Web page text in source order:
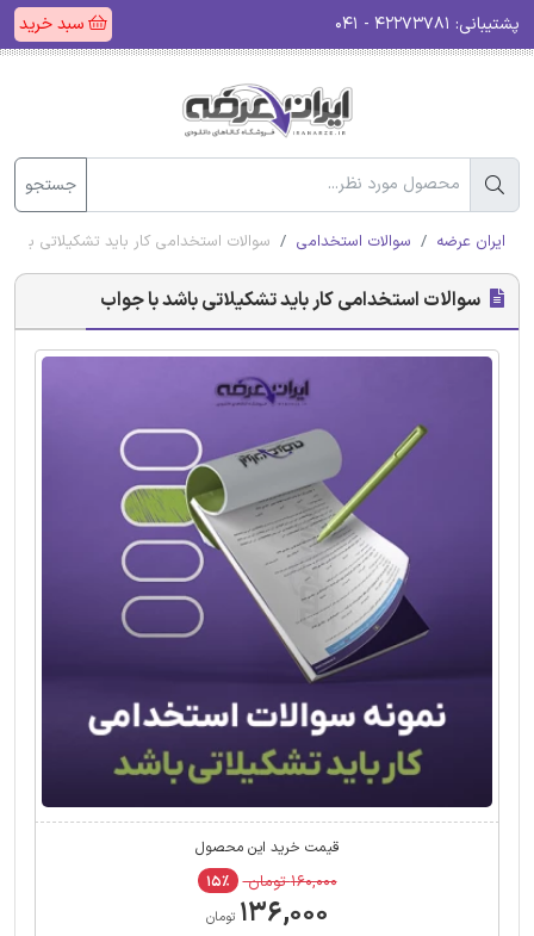
پشتیبانی: سبد خرید
جستجو
ایران عرضه سوالات استخدامی سوالات استخدامی کار باید تشکیلاتی
سوالات استخدامی کار باید تشکیلاتی باشد با جواب
قیمت خرید این محصول
۱۶۰,۰۰۰ تومان ۱۵٪
۱۳۶,۰۰۰ تومان